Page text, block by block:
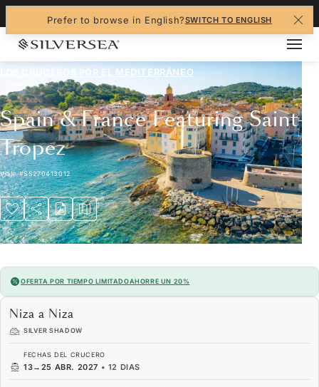
Prefer to browse in English?SWITCH TO ENGLISH
LOS CRUCEROS POR EL MEDITERRÁNEO
Spain & France Featuring Saint-
Tropez
Viaje#SS270413012
OFERTA POR TIEMPO LIMITADOAHORRE UN 20%
Niza a Niza
SILVER SHADOW
FECHAS DEL CRUCERO
13→ 25 ABR. 2027 • 12 DIAS